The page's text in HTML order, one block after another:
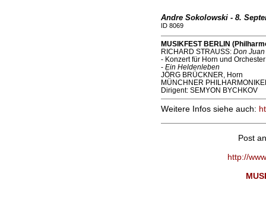
Andre Sokolowski - 8.
ID 8069
MUSIKFEST BERLIN
RICHARD STRAUSS: Don Juan
- Konzert für Horn und
- Ein Heldenleben
JÖRG BRÜCKNER, Horn
MÜNCHNER
Dirigent: SEMYON BYCHKOV
Weitere Infos siehe auch:
Post
http://